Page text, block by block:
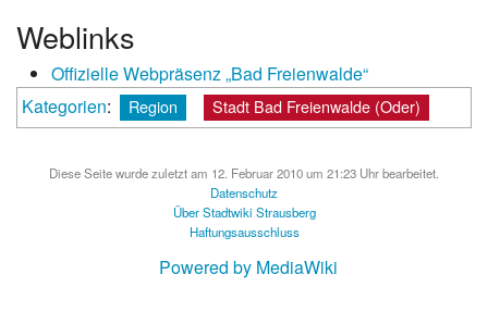
Weblinks
Offizielle Webpräsenz „Bad Freienwalde“
Kategorien: Region Stadt Bad Freienwalde (Oder)
Diese Seite wurde zuletzt am 12. Februar 2010 um 21:23 Uhr bearbeitet.
Datenschutz
Über Stadtwiki Strausberg
Haftungsausschluss
Powered by MediaWiki